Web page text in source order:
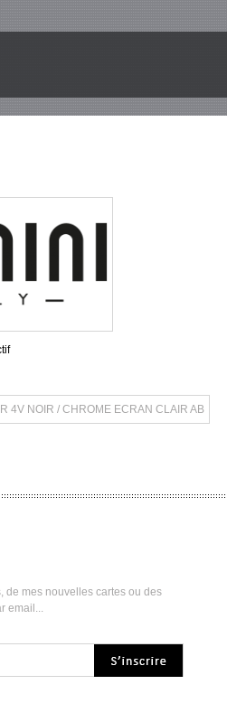
de mes nouvelles cartes ou des
email...